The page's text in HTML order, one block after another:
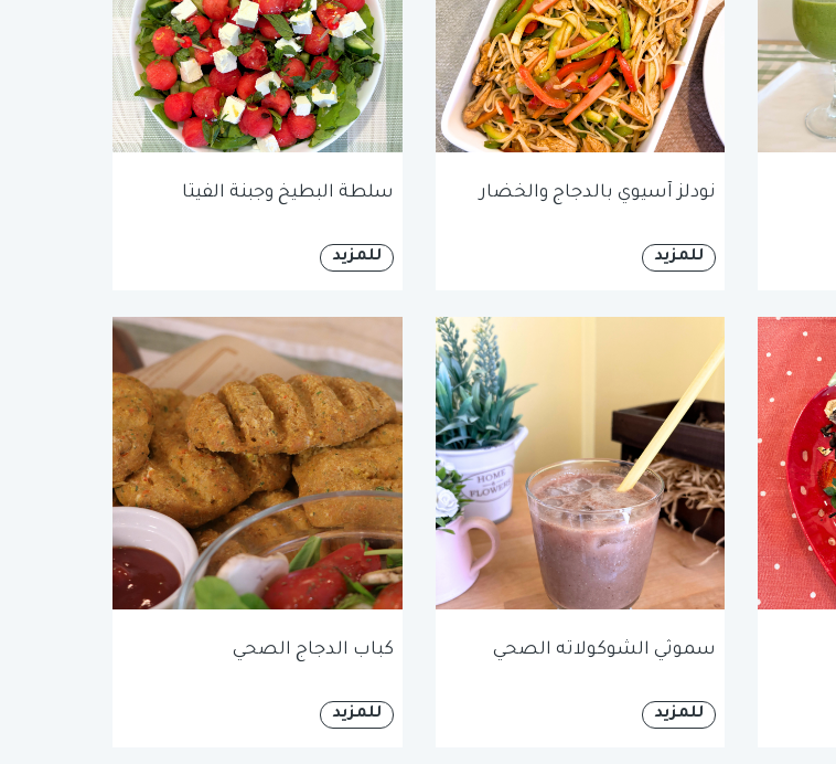
نودلز آسيوي بالدجاج والخضار
للمزيد
سلطة البطيخ وجبنة الفيتا
للمزيد
سموثي الشوكولاته الصحي
للمزيد
كباب الدجاج الصحي
للمزيد